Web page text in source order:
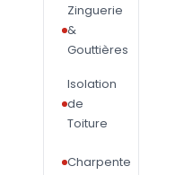
Zinguerie
&
Gouttières
Isolation
de
Toiture
Charpente